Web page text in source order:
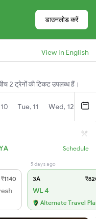
डाउनलोड करें
View in English
2 ट्रेनों की टिकट उपलब्ध हैं।
Tue, 11 Wed, 12
Schedule
₹1140
5 days ago
3A
WL 4
Alternate Travel